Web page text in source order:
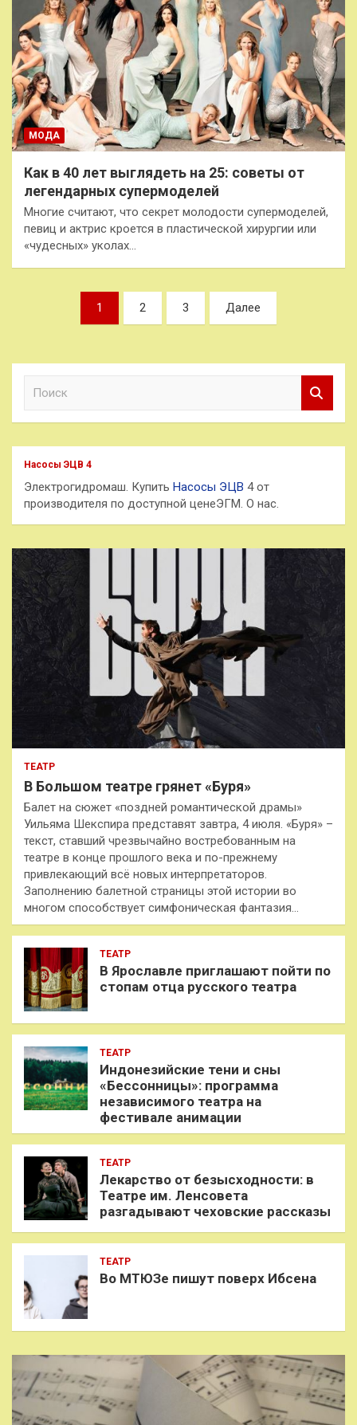
МОДА
Как в 40 лет выглядеть на 25: советы от
легендарных супермоделей
Многие считают, что секрет молодости супермоделей,
певиц и актрис кроется в пластической хирургии или
«чудесных» уколах…
Пагинация
записей
1 2 3 Далее
к
Насосы ЭЦВ 4
Электрогидромаш. Купить Насосы ЭЦВ 4 от
производителя по доступной ценеЭГМ. О нас.
ТЕАТР
В Большом театре грянет «Буря»
Балет на сюжет «поздней романтической драмы»
Уильяма Шекспира представят завтра, 4 июля. «Буря» –
текст, ставший чрезвычайно востребованным на
театре в конце прошлого века и по-прежнему
привлекающий всё новых интерпретаторов.
Заполнению балетной страницы этой истории во
многом способствует симфоническая фантазия…
ТЕАТР
В Ярославле приглашают пойти по
стопам отца русского театра
ТЕАТР
Индонезийские тени и сны
«Бессонницы»: программа
независимого театра на
фестивале анимации
ТЕАТР
Лекарство от безысходности: в
Театре им. Ленсовета
разгадывают чеховские рассказы
ТЕАТР
Во МТЮЗе пишут поверх Ибсена